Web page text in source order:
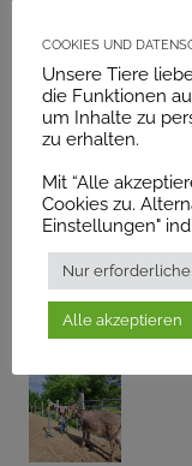
Cookies und
Unsere Tiere
die Funktionen
um Inhalte zu
zu erhalten.
Mit “Alle
Cookies zu.
Einstellungen"
Nur erforderliche
Alle akzeptieren